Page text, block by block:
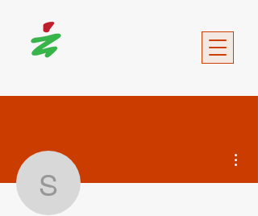
stefania_secondi